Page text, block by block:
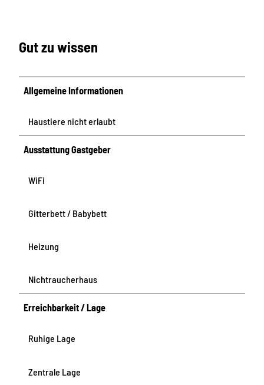
1Gut zu wissen
Allgemeine Informationen
Haustiere nicht erlaubt
Ausstattung Gastgeber
WiFi
Gitterbett / Babybett
Heizung
Nichtraucherhaus
Erreichbarkeit / Lage
Ruhige Lage
Zentrale Lage